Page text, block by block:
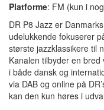
Platforme: FM (kun i
DR P8 Jazz er
udelukkende fokuserer
største jazzklassikere til
Kanalen tilbyder en
i både dansk og
via DAB og online på
kan den kun høres i